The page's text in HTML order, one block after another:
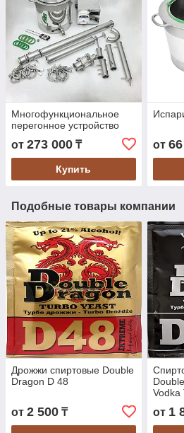
Многофункциональное
перегонное устройство
от 273 000 ₸
Купить
от
Подобные товары компании
Дрожжи спиртовые Double
Dragon D 48
от 2 500 ₸
Vodka
от 1